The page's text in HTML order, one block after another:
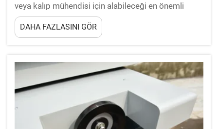
veya kalıp mühendisi için alabileceği en önemli
kararlardan biridir. Yanlış seçim, düşük delik
kalitesine, yavaş çevrim sürelerine ve artmış
işletme maliyetlerine yol açar. Doğru EDM delme
DAHA FAZLASINI GÖR